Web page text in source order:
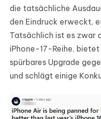
die tatsächliche
den Eindruck erweckt,
Tatsächlich ist es zwar
iPhone-17-Reihe,
spürbares Upgrade
und schlägt einige